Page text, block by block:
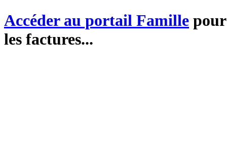
Accéder au portail Famille
les factures...